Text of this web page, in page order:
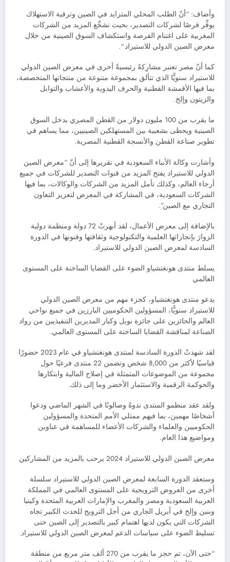
وأضاف: “أنّ الطلب المحلي المتزايد في الصين وترقية الاستهلاك
يوفِّر فرصًا لشركات التصدير، بحيث نشجِّع المزيد من الشركات
المغربية على اغتنام الفرصة واستكشاف السوق الصينية من خلال
معرض الصين الدولي للاستيراد “.
كما أنّ مصر تعتبر مشارِكةً رئيسيةً أخرى في معرض الصين الدولي
للاستيراد سنويًّا الذي تتألق بمجموعة متنوعة من منتجاتها المتخصصة،
بما فيها الأقمشة القطنية والحرف اليدوية والأعشاب والتوابل
والزيتون وإلخ.
ما يقرب من 100 مليون دولار من القطن المصري يدخل السوق
الصينية ويحظى بشعبية بين المستهلكين الصينيين، مما يساهم في
تطوير صناعة القطن والأنسجة القطنية المصرية.
وأشارت وكالة الأنباء السعودية في تقريرها إلى أنّ “معرض الصين
الدولي للاستيراد يفتح المزيد من قنوات التصدير للشركات في جميع
أرجاء العالم، وكذلك تأمل المزيد من الشركات والوكالات، بما فيها
الشركات السعودية، في المشاركة في المعرض لتعزيز التعاون
التجاري مع الصين”.
بالإضافة إلى معرض الأعمال، لقد أبهرتْ 72 دولة ومنظمة دولية
الزوارَ بإنجازاتها العلمية والتكنولوجية وثقافتها وفنونها في الدورة
السادسة لمعرض الصين الدولي للاستيراد.
يسلط منتدى هونغتشياو الضوء على القضايا الساخنة على المستوى
العالمي
يدعو منتدى هونغتشياو، كجزء مهم من معرض الصين الدولي
للاستيراد سنويًّا، المسؤولين الحكوميين البارزين في جميع نواحي
العالم والحائزين على جائزة نوبل وكبار المديرين التنفيذيين من رواد
الصناعة لمناقشة القضايا الساخنة على المستوى العالمي.
لقد شهدتْ الدورة السادسة لمنتدى هونغتشياو في عام 2023 حضورًا
قياسيًا لأكثر من 8,000 شخص وتضمن 22 منتدى فرعيًا حول
مجموعة من الموضوعات المتمثلة في إصلاح المالية وابتكارها
والحوكمة الرقمية والاستثمار الأخضر وما إلى ذلك.
ولقد عقد منظمو المنتدى ندوةً وصالونًا في الشهر الماضي ودعوا
أشخاصًا مهمين، بما فيهم ممثلي الأمم المتحدة والمسؤولين
الحكوميين والعلماء والشركات الأعضاء للمساهمة في عناوين
ومواضيع هذا العام.
معرض الصين الدولي للاستيراد 2024 يرحب بالمزيد من المشاركين
وستعقد الدورة السابعة لمعرض الصين الدولي للاستيراد سلسلة
أخرى من العروض الترويجية على المستوى العالمي في المملكة
العربية السعودية ومصر والمغرب والإمارات العربية المتحدة وكينيا
وبنين وإلخ في أبريل الجاري من أجل الترويج للحدث الكبير تجاه
الشركات التي يكون لديها اهتمام كبير بالتصدير إلى الصين حتى
تسليط الضوء على سياسات الدعم لمعرض الصين الدولي للاستيراد.
“حتى الآن، تم حجز ما يقرب من 270 ألف متر مربع من منطقة